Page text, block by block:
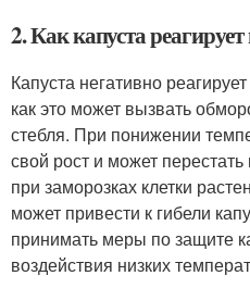
2. Как капуста
Капуста негативно
как это может вызвать
стебля. При понижении
свой рост и может
при заморозках клетки
может привести к гибели
принимать меры по защите
воздействия низких